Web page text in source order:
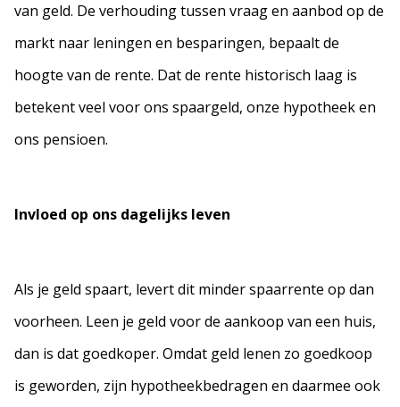
van geld. De verhouding tussen vraag en aanbod op de
markt naar leningen en besparingen, bepaalt de
hoogte van de rente. Dat de rente historisch laag is
betekent veel voor ons spaargeld, onze hypotheek en
ons pensioen.
Invloed op ons dagelijks leven
Als je geld spaart, levert dit minder spaarrente op dan
voorheen. Leen je geld voor de aankoop van een huis,
dan is dat goedkoper. Omdat geld lenen zo goedkoop
is geworden, zijn hypotheekbedragen en daarmee ook